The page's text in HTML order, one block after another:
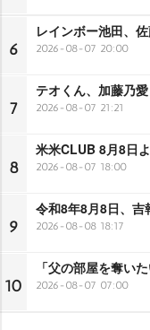
6
レインボー池田、
2026-08-07 20:00
7
テオくん、加藤乃
2026-08-07 21:21
8
米米CLUB 8月8日
2026-08-07 18:00
9
令和8年8月8日、吉
2026-08-08 18:17
10
「父の部屋を奪い
2026-08-07 07:00